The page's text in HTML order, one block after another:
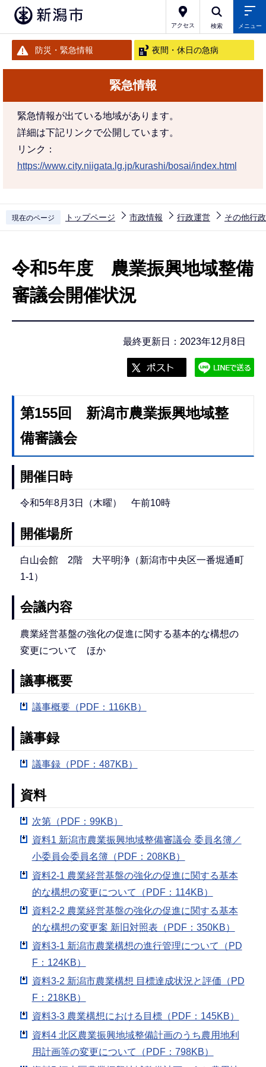
アクセス 検索 メニュー
防災・緊急情報 夜間・休日の急病
緊急情報
緊急情報が出ている地域があります。
詳細は下記リンクで公開しています。
リンク：
https://www.city.niigata.lg.jp/kurashi/bosai/index.html
現在のページ トップページ 市政情報 行政運営 その他行
令和5年度 農業振興地域整備
審議会開催状況
最終更新日：2023年12月8日
第155回 新潟市農業振興地域整
備審議会
開催日時
令和5年8月3日（木曜） 午前10時
開催場所
白山会館 2階 大平明浄（新潟市中央区一番堀通町
1-1）
会議内容
農業経営基盤の強化の促進に関する基本的な構想の
変更について ほか
議事概要
議事概要（PDF：116KB）
議事録
議事録（PDF：487KB）
資料
次第（PDF：99KB）
資料1 新潟市農業振興地域整備審議会 委員名簿／
小委員会委員名簿（PDF：208KB）
資料2-1 農業経営基盤の強化の促進に関する基本
的な構想の変更について（PDF：114KB）
資料2-2 農業経営基盤の強化の促進に関する基本
的な構想の変更案 新旧対照表（PDF：350KB）
資料3-1 新潟市農業構想の進行管理について（PD
F：124KB）
資料3-2 新潟市農業構想 目標達成状況と評価（PD
F：218KB）
資料3-3 農業構想における目標（PDF：145KB）
資料4 北区農業振興地域整備計画のうち農用地利
用計画等の変更について（PDF：798KB）